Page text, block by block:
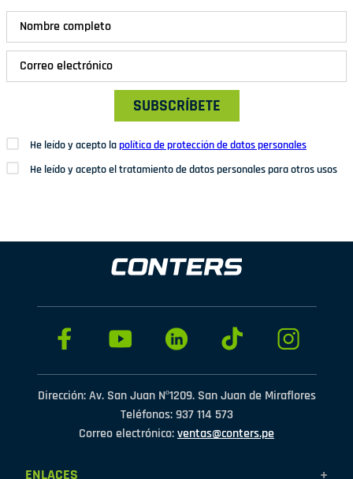
SUBSCRÍBETE
He leído y acepto lapolítica de protección de datos personales
He leído y acepto el tratamiento de datos personales para otros usos
Dirección: Av. San Juan Nº1209. San Juan de Miraflores
Teléfonos: 937 114 573
Correo electrónico:ventas@conters.pe
ENLACES +